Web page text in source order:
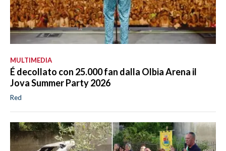
MULTIMEDIA
É decollato con 25.000 fan dalla Olbia Arena il
Jova Summer Party 2026
Red